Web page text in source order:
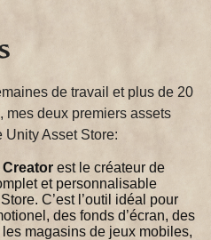
de travail et plus de 20
mes deux premiers assets
Asset Store:
est le créateur de
et personnalisable
C’est l’outil idéal pour
des fonds d’écran, des
les magasins de jeux mobiles,